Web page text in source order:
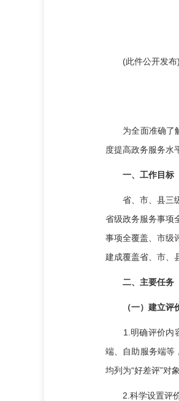
(此件公开发布)
为全面准确了解
度提高政务服务水
一、工作目标
省、市、县三级
省级政务服务事项
事项全覆盖、市级
建成覆盖省、市、
二、主要任务
（一）建立评价
1.明确评价内容
端、自助服务端等
均列为“好差评”对
2.科学设置评价等